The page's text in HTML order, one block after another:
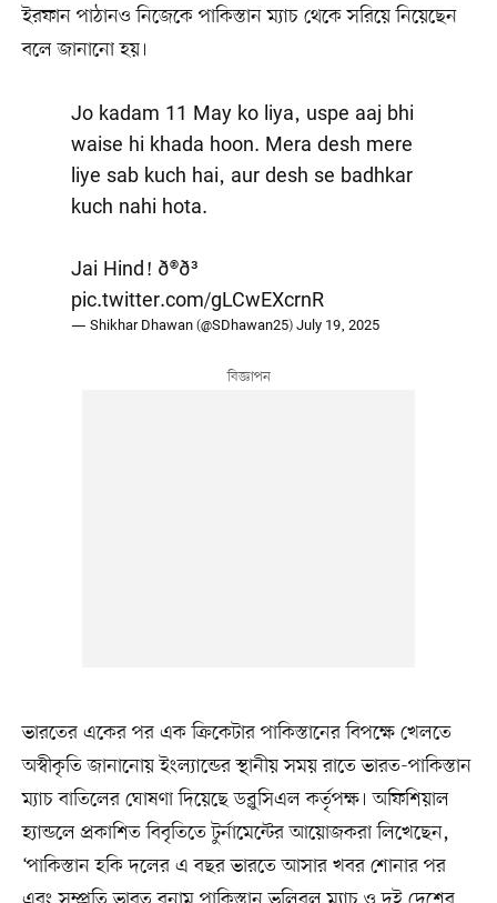
ইরফান পাঠানও নিজেকে পাকিস্তান ম্যাচ থেকে সরিয়ে নিয়েছেন
বলে জানানো হয়।
Jo kadam 11 May ko liya, uspe aaj bhi
waise hi khada hoon. Mera desh mere
liye sab kuch hai, aur desh se badhkar
kuch nahi hota.
Jai Hind! ð®ð³
pic.twitter.com/gLCwEXcrnR
— Shikhar Dhawan (@SDhawan25)July 19, 2025
ভারতের একের পর এক ক্রিকেটার পাকিস্তানের বিপক্ষে খেলতে
অস্বীকৃতি জানানোয় ইংল্যান্ডের স্থানীয় সময় রাতে ভারত-পাকিস্তান
ম্যাচ বাতিলের ঘোষণা দিয়েছে ডব্লুসিএল কর্তৃপক্ষ। অফিশিয়াল
হ্যান্ডলে প্রকাশিত বিবৃতিতে টুর্নামেন্টের আয়োজকরা লিখেছেন,
‘পাকিস্তান হকি দলের এ বছর ভারতে আসার খবর শোনার পর